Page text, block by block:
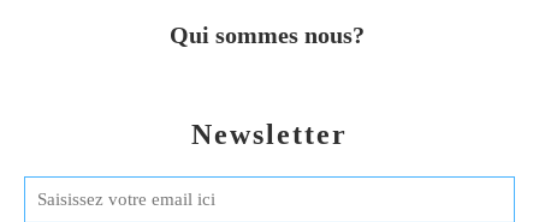
Newsletter
Qui sommes nous?